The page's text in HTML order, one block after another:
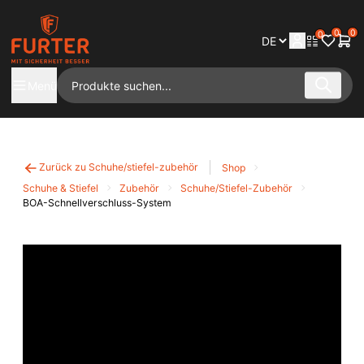
0 0 0
Zurück zu Schuhe/stiefel-zubehör
Shop
Schuhe & Stiefel
Zubehör
Schuhe/Stiefel-Zubehör
BOA-Schnellverschluss-System